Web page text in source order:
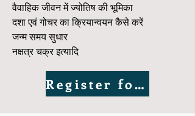
वैवाहिक जीवन में ज्योतिष की भूमिका
दशा एवं गोचर का क्रियान्वयन कैसे करें
जन्म समय सुधार
नक्षत्र चक्र इत्यादि
Register for Demo